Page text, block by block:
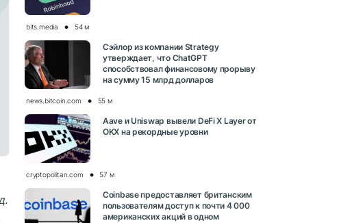
bits.media 54 м
Сэйлор из компании Strategy
утверждает, что ChatGPT
способствовал финансовому прорыву
на сумму 15 млрд долларов
news.bitcoin.com 55 м
Aave и Uniswap вывели DeFi X Layer от
OKX на рекордные уровни
cryptopolitan.com 57 м
Coinbase предоставляет британским
пользователям доступ к почти 4 000
американских акций в одном